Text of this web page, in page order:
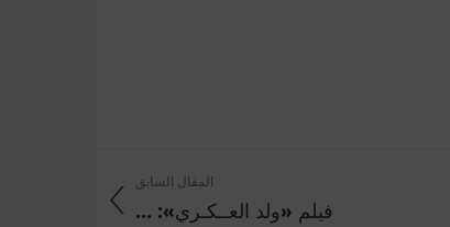
المقال السابق
فيلم «ولد العــكـري»: ...